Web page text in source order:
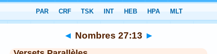
Chapitre 27> Verset 13
◄ Nombres 27:13 ►